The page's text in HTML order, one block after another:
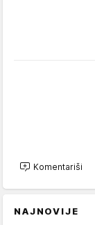
Komentariši
NAJNOVIJE